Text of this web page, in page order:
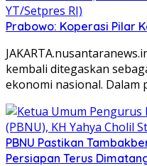
Prabowo: Koperasi Pilar
kembali ditegaskan
ekonomi nasional. Dalam
PBNU Pastikan
Persiapan Terus